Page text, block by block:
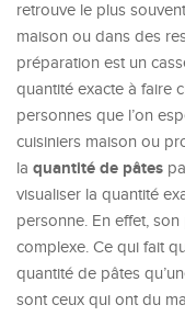
retrouve le plus
maison ou dans des
préparation est un
quantité exacte à faire
personnes que l’on
cuisiniers maison ou
la quantité de pâtes
visualiser la quantité
personne. En effet,
complexe. Ce qui fait
quantité de pâtes
sont ceux qui ont du